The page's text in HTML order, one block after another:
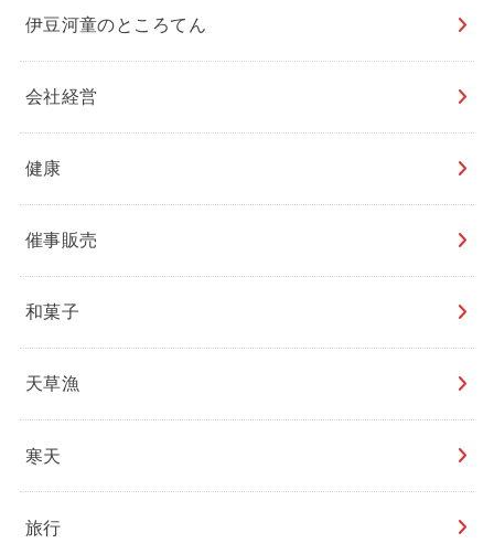
伊豆河童のところてん
会社経営
健康
催事販売
和菓子
天草漁
寒天
旅行